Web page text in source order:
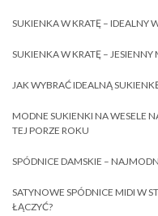
SUKIENKA W KRATĘ – IDEALNY
SUKIENKA W KRATĘ – JESIENNY
JAK WYBRAĆ IDEALNĄ
MODNE SUKIENKI NA WESELE
TEJ PORZE ROKU
SPÓDNICE DAMSKIE –
SATYNOWE SPÓDNICE MIDI W
ŁĄCZYĆ?